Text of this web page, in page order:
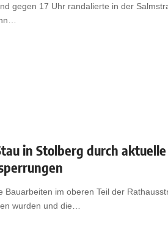
gegen 17 Uhr randalierte in der
in Stolberg durch aktuelle
Bauarbeiten im oberen Teil der
wurden und die…